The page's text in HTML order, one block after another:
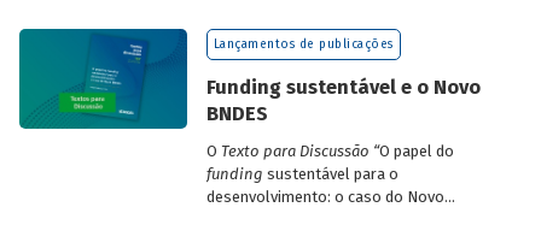
Lançamentos de publicações
Funding sustentável e o Novo
BNDES
O Texto para Discussão “O papel do
funding sustentável para o
desenvolvimento: o caso do Novo